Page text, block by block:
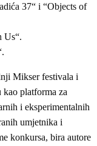
37“ i “Objects of
Us“.
Mikser festivala i
platforma za
i eksperimentalnih
umjetnika i
konkursa, bira autore